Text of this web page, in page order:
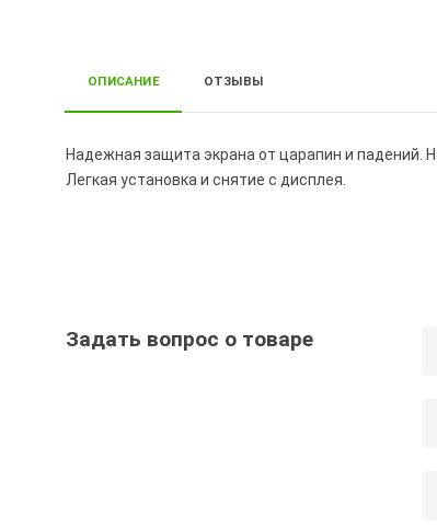
ОПИСАНИЕ ОТЗЫВЫ
Надежная защита экрана от царапин и падений.
Легкая установка и снятие с дисплея.
Задать вопрос о товаре